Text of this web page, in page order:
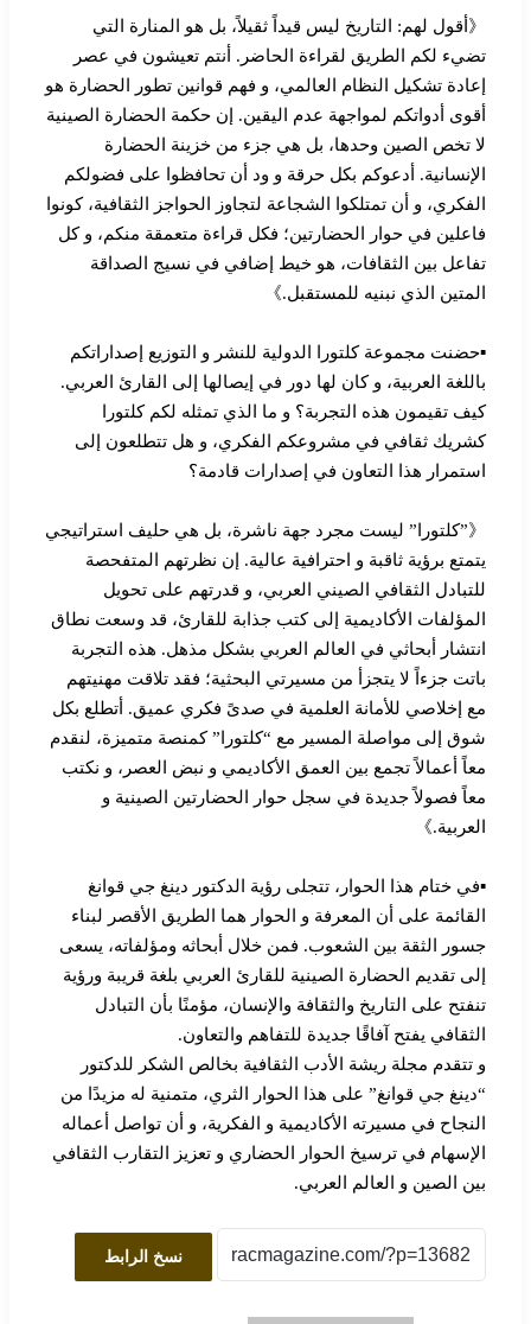
《أقول لهم: التاريخ ليس قيداً ثقيلاً، بل هو المنارة التي
تضيء لكم الطريق لقراءة الحاضر. أنتم تعيشون في عصر
إعادة تشكيل النظام العالمي، و فهم قوانين تطور الحضارة هو
أقوى أدواتكم لمواجهة عدم اليقين. إن حكمة الحضارة الصينية
لا تخص الصين وحدها، بل هي جزء من خزينة الحضارة
الإنسانية. أدعوكم بكل حرقة و ود أن تحافظوا على فضولكم
الفكري، و أن تمتلكوا الشجاعة لتجاوز الحواجز الثقافية، كونوا
فاعلين في حوار الحضارتين؛ فكل قراءة متعمقة منكم، و كل
تفاعل بين الثقافات، هو خيط إضافي في نسيج الصداقة
المتين الذي نبنيه للمستقبل.》
▪︎حضنت مجموعة كلتورا الدولية للنشر و التوزيع إصداراتكم
باللغة العربية، و كان لها دور في إيصالها إلى القارئ العربي.
كيف تقيمون هذه التجربة؟ و ما الذي تمثله لكم كلتورا
كشريك ثقافي في مشروعكم الفكري، و هل تتطلعون إلى
استمرار هذا التعاون في إصدارات قادمة؟
《”كلتورا” ليست مجرد جهة ناشرة، بل هي حليف استراتيجي
يتمتع برؤية ثاقبة و احترافية عالية. إن نظرتهم المتفحصة
للتبادل الثقافي الصيني العربي، و قدرتهم على تحويل
المؤلفات الأكاديمية إلى كتب جذابة للقارئ، قد وسعت نطاق
انتشار أبحاثي في العالم العربي بشكل مذهل. هذه التجربة
باتت جزءاً لا يتجزأ من مسيرتي البحثية؛ فقد تلاقت مهنيتهم
مع إخلاصي للأمانة العلمية في صدىً فكري عميق. أتطلع بكل
شوق إلى مواصلة المسير مع “كلتورا” كمنصة متميزة، لنقدم
معاً أعمالاً تجمع بين العمق الأكاديمي و نبض العصر، و نكتب
معاً فصولاً جديدة في سجل حوار الحضارتين الصينية و
العربية.》
▪︎في ختام هذا الحوار، تتجلى رؤية الدكتور دينغ جي قوانغ
القائمة على أن المعرفة و الحوار هما الطريق الأقصر لبناء
جسور الثقة بين الشعوب. فمن خلال أبحاثه ومؤلفاته، يسعى
إلى تقديم الحضارة الصينية للقارئ العربي بلغة قريبة ورؤية
تنفتح على التاريخ والثقافة والإنسان، مؤمنًا بأن التبادل
الثقافي يفتح آفاقًا جديدة للتفاهم والتعاون.
و تتقدم مجلة ريشة الأدب الثقافية بخالص الشكر للدكتور
“دينغ جي قوانغ” على هذا الحوار الثري، متمنية له مزيدًا من
النجاح في مسيرته الأكاديمية و الفكرية، و أن تواصل أعماله
الإسهام في ترسيخ الحوار الحضاري و تعزيز التقارب الثقافي
بين الصين و العالم العربي.
نسخ الرابط